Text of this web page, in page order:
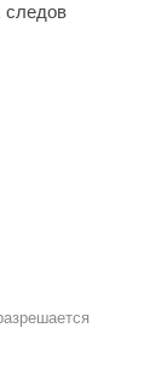
следов